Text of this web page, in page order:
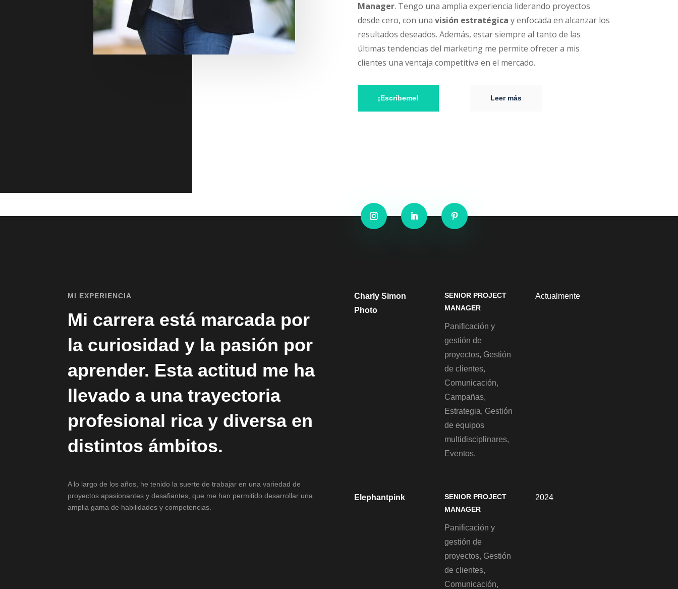
Manager. Tengo una amplia experiencia liderando proyectos
desde cero, con una visión estratégica y enfocada en alcanzar los
resultados deseados. Además, estar siempre al tanto de las
últimas tendencias del marketing me permite ofrecer a mis
clientes una ventaja competitiva en el mercado.
¡Escríbeme! Leer más
MI EXPERIENCIA
Mi carrera está marcada por
la curiosidad y la pasión por
aprender. Esta actitud me ha
llevado a una trayectoria
profesional rica y diversa en
distintos ámbitos.
A lo largo de los años, he tenido la suerte de trabajar en una variedad de
proyectos apasionantes y desafiantes, que me han permitido desarrollar una
amplia gama de habilidades y competencias.
Charly Simon
Photo
SENIOR PROJECT
MANAGER
Panificación y
gestión de
proyectos, Gestión
de clientes,
Comunicación,
Campañas,
Estrategia, Gestión
de equipos
multidisciplinares,
Eventos.
Actualmente
Elephantpink
SENIOR PROJECT
MANAGER
Panificación y
gestión de
proyectos, Gestión
de clientes,
Comunicación,
2024